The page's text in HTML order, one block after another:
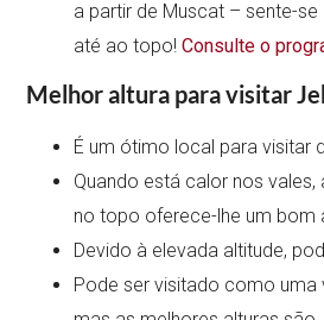
a partir de Muscat – sente-
até ao topo!Consulte o
Melhor altura para visitar
É um ótimo local para visitar
Quando está calor nos
no topo oferece-lhe um bom
Devido à elevada altitude,
Pode ser visitado como uma